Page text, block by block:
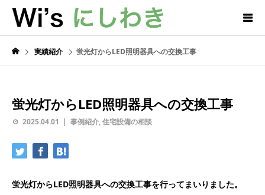
実績紹介 蛍光灯からLED照明器具への交換工事
蛍光灯からLED照明器具への交換工事
2025.04.01 事例紹介,住宅設備の相談
蛍光灯からLED照明器具への交換工事を行ってまいりました。